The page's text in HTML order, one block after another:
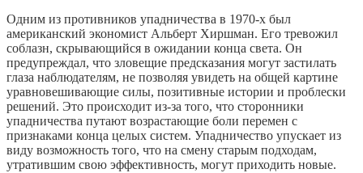
Одним из противников упадничества в 1970-х был
американский экономист Альберт Хиршман. Его тревожил
соблазн, скрывающийся в ожидании конца света. Он
предупреждал, что зловещие предсказания могут застилать
глаза наблюдателям, не позволяя увидеть на общей картине
уравновешивающие силы, позитивные истории и проблески
решений. Это происходит из-за того, что сторонники
упадничества путают возрастающие боли перемен с
признаками конца целых систем. Упадничество упускает из
виду возможность того, что на смену старым подходам,
утратившим свою эффективность, могут приходить новые.